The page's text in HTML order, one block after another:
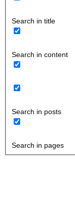
Search in title
Search in content
Search in posts
Search in pages